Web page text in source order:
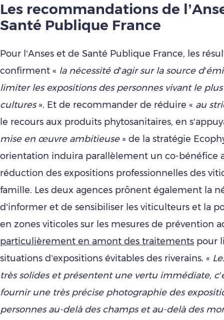
Les recommandations de
Santé Publique France
Pour l’Anses et de Santé Publique France, les
confirment « la nécessité d’agir sur la source
limiter les expositions des personnes vivant le
cultures». Et de recommander de réduire « au
le recours aux produits phytosanitaires, en
mise en œuvre ambitieuse» de la stratégie
orientation induira parallèlement un co-bénéfice
réduction des expositions professionnelles des
famille. Les deux agences prônent également la
d’informer et de sensibiliser les viticulteurs et la
en zones viticoles sur les mesures de prévention
particulièrement en amont des traitements pour
situations d’expositions évitables des riverains. «
très solides et présentent une vertu immédiate,
fournir une très précise photographie des
personnes au-delà des champs et au-delà des